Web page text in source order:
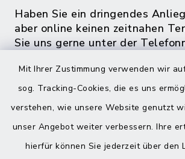
Mit Ihrer Zustimmung verwenden wir
sog. Tracking-Cookies, die es uns
verstehen, wie unsere Website genutzt
unser Angebot weiter verbessern. Ihre
hierfür können Sie jederzeit über den
Haben Sie ein dringendes
aber online keinen zeitnahen
Sie uns gerne unter der